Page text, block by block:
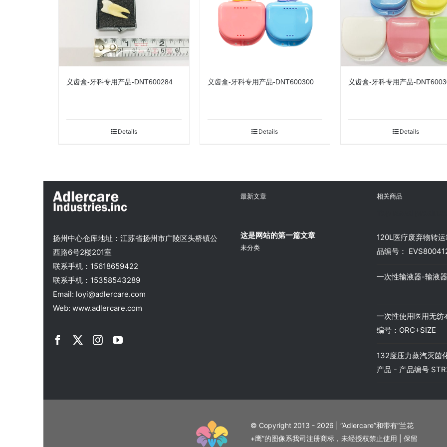
义齿盒-牙科专用产品-DNT600284
Details
义齿盒-牙科专用产品-DNT600300
Details
义齿盒-牙科专用产品-
Details
扬州中心仓库地址：江苏省扬州市广陵区头桥镇公
西路6号2楼201室
联系手机：15618659422
联系手机：15358543289
Email: loyi@adlercare.com
Web: www.adlercare.com
最新文章
这是网站的第一篇文章
未分类
相关商品
120L医疗废弃物转
品编号：
一次性输液器-输液
一次性使用医用无
编号：ORC+SIZE
132度压力蒸汽灭菌
产品 - 产品编号
© Copyright 2013 - 2026 | “Adlercare”和带有“兰花
+鹰”的图像系我司注册商标，未经授权禁止使用 | 保留